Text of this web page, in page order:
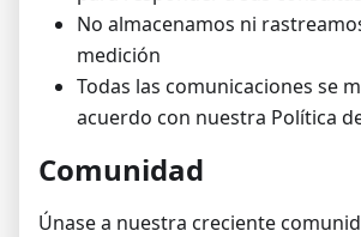
No almacenamos ni
medición
Todas las comunicaciones se
acuerdo con nuestra Política
Comunidad
Únase a nuestra creciente